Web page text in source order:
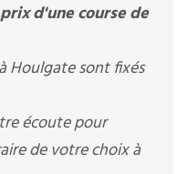
d'une course de
Houlgate sont fixés
écoute pour
de votre choix à